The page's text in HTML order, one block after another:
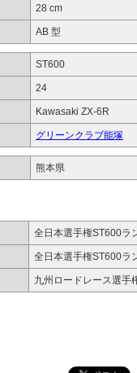
28 cm
AB 型
ST600
24
Kawasaki ZX-6R
グリーンクラブ能塚
熊本県
全日本選手権ST600ラ
全日本選手権ST600ラ
九州ロードレース選手